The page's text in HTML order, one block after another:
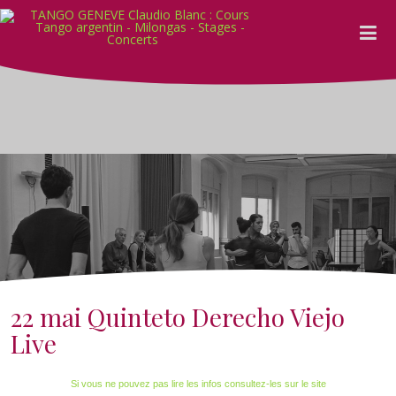
22 mai Quinteto Derecho Viejo
Live